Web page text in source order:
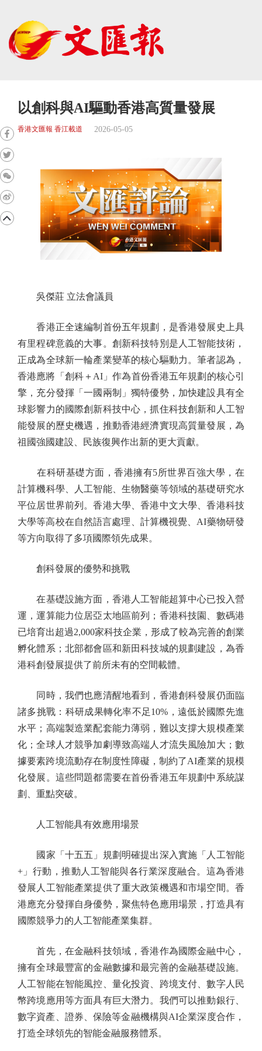
以創科與AI驅動香港高質量發展
香港文匯報 香江載道 2026-05-05
吳傑莊 立法會議員
香港正全速編制首份五年規劃，是香港發展史上具
有里程碑意義的大事。創新科技特別是人工智能技術，
正成為全球新一輪產業變革的核心驅動力。筆者認為，
香港應將「創科＋AI」作為首份香港五年規劃的核心引
擎，充分發揮「一國兩制」獨特優勢，加快建設具有全
球影響力的國際創新科技中心，抓住科技創新和人工智
能發展的歷史機遇，推動香港經濟實現高質量發展，為
祖國強國建設、民族復興作出新的更大貢獻。
在科研基礎方面，香港擁有5所世界百強大學，在
計算機科學、人工智能、生物醫藥等領域的基礎研究水
平位居世界前列。香港大學、香港中文大學、香港科技
大學等高校在自然語言處理、計算機視覺、AI藥物研發
等方向取得了多項國際領先成果。
創科發展的優勢和挑戰
在基礎設施方面，香港人工智能超算中心已投入營
運，運算能力位居亞太地區前列；香港科技園、數碼港
已培育出超過2,000家科技企業，形成了較為完善的創業
孵化體系；北部都會區和新田科技城的規劃建設，為香
港科創發展提供了前所未有的空間載體。
同時，我們也應清醒地看到，香港創科發展仍面臨
諸多挑戰：科研成果轉化率不足10%，遠低於國際先進
水平；高端製造業配套能力薄弱，難以支撐大規模產業
化；全球人才競爭加劇導致高端人才流失風險加大；數
據要素跨境流動存在制度性障礙，制約了AI產業的規模
化發展。這些問題都需要在首份香港五年規劃中系統謀
劃、重點突破。
人工智能具有效應用場景
國家「十五五」規劃明確提出深入實施「人工智能
+」行動，推動人工智能與各行業深度融合。這為香港
發展人工智能產業提供了重大政策機遇和市場空間。香
港應充分發揮自身優勢，聚焦特色應用場景，打造具有
國際競爭力的人工智能產業集群。
首先，在金融科技領域，香港作為國際金融中心，
擁有全球最豐富的金融數據和最完善的金融基礎設施。
人工智能在智能風控、量化投資、跨境支付、數字人民
幣跨境應用等方面具有巨大潛力。我們可以推動銀行、
數字資產、證券、保險等金融機構與AI企業深度合作，
打造全球領先的智能金融服務體系。